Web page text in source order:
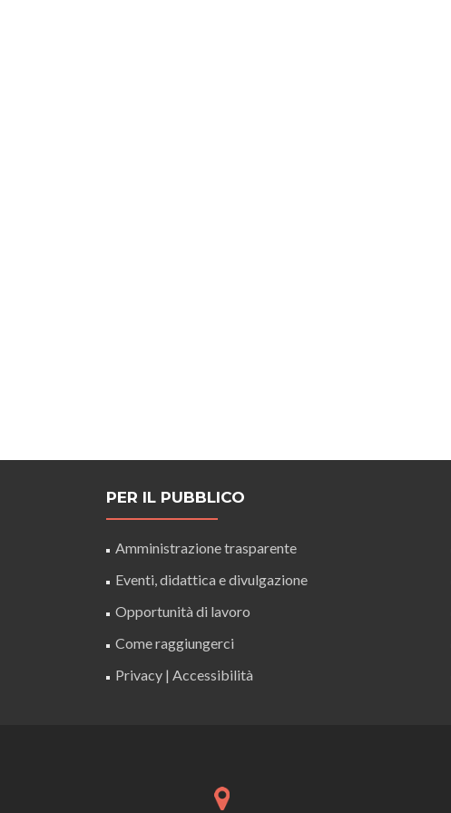
PER IL PUBBLICO
Amministrazione trasparente
Eventi, didattica e divulgazione
Opportunità di lavoro
Come raggiungerci
Privacy | Accessibilità